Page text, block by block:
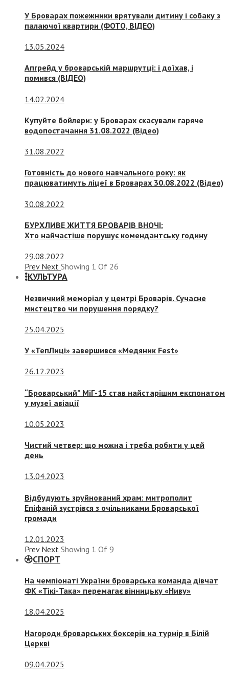
У Броварах пожежники врятували дитину і собаку з
палаючої квартири (ФОТО, ВІДЕО)
13.05.2024
Апгрейд у броварській маршрутці: і доїхав, і
помився (ВІДЕО)
14.02.2024
Купуйте бойлери: у Броварах скасували гаряче
водопостачання 31.08.2022 (Відео)
31.08.2022
Готовність до нового навчального року: як
працюватимуть ліцеї в Броварах 30.08.2022 (Відео)
30.08.2022
БУРХЛИВЕ ЖИТТЯ БРОВАРІВ ВНОЧІ:
Хто найчастіше порушує комендантську годину
29.08.2022
Prev Next Showing 1 Of 26
КУЛЬТУРА
Незвичний меморіал у центрі Броварів. Сучасне
мистецтво чи порушення порядку?
25.04.2025
У «ТепЛиці» завершився «Медяник Fest»
26.12.2023
“Броварський” МіГ-15 став найстарішим експонатом
у музеї авіації
10.05.2023
Чистий четвер: що можна і треба робити у цей
день
13.04.2023
Відбудують зруйнований храм: митрополит
Епіфаній зустрівся з очільниками Броварської
громади
12.01.2023
Prev Next Showing 1 Of 9
СПОРТ
На чемпіонаті України броварська команда дівчат
ФК «Тікі-Така» перемагає вінницьку «Ниву»
18.04.2025
Нагороди броварських боксерів на турнір в Білій
Церкві
09.04.2025